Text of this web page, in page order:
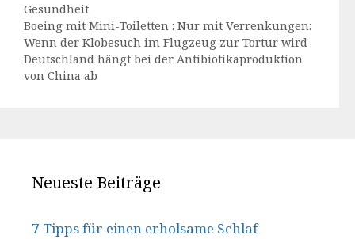
Kategorien
Gesundheit
Boeing mit Mini-Toiletten : Nur mit Verrenkungen:
Wenn der Klobesuch im Flugzeug zur Tortur wird
Deutschland hängt bei der Antibiotikaproduktion
von China ab
Neueste Beiträge
7 Tipps für einen erholsame Schlaf